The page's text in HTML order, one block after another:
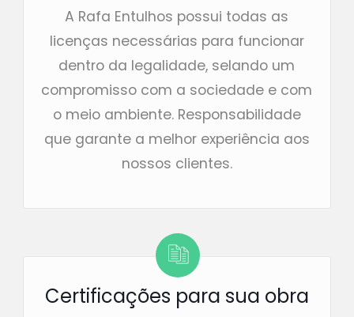
A Rafa Entulhos possui todas as
licenças necessárias para funcionar
dentro da legalidade, selando um
compromisso com a sociedade e com
o meio ambiente. Responsabilidade
que garante a melhor experiência aos
nossos clientes.
Certificações para sua obra